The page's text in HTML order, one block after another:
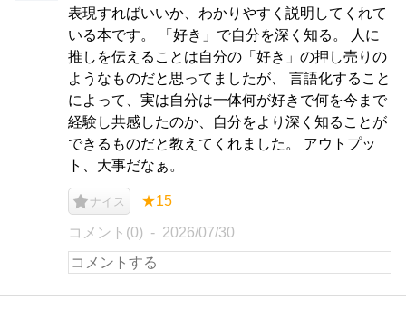
表現すればいいか、わかりやすく説明してくれて
いる本です。 「好き」で自分を深く知る。 人に
推しを伝えることは自分の「好き」の押し売りの
ようなものだと思ってましたが、 言語化すること
によって、実は自分は一体何が好きで何を今まで
経験し共感したのか、自分をより深く知ることが
できるものだと教えてくれました。 アウトプッ
ト、大事だなぁ。
ナイス ★15
コメント(0) 2026/07/30